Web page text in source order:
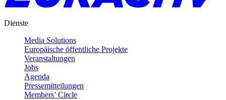
Dienste
Media Solutions
Europäische öffentliche Projekte
Veranstaltungen
Jobs
Agenda
Pressemitteilungen
Members’ Circle